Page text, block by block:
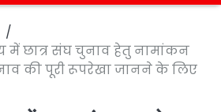
में छात्र संघ चुनाव हेतु नामांकन
की पूरी रूपरेखा जानने के लिए